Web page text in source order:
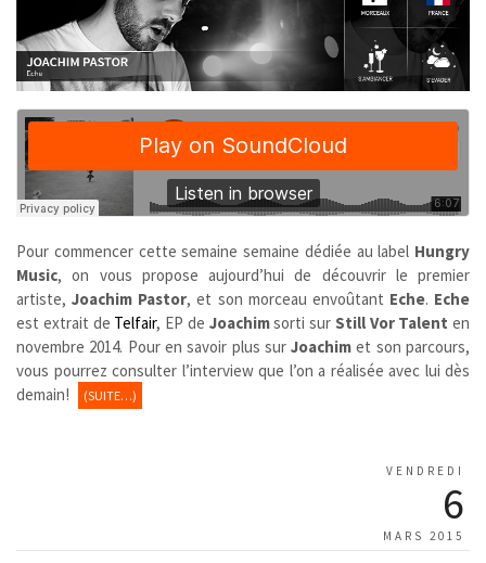
Pour commencer cette semaine semaine dédiée au label Hungry
Music, on vous propose aujourd’hui de découvrir le premier
artiste,Joachim Pastor, et son morceau envoûtant Eche. Eche
est extrait de Telfair, EP de Joachimsorti sur Still Vor Talent en
novembre 2014. Pour en savoir plus surJoachim et son parcours,
vous pourrez consulter l’interview que l’on a réalisée avec lui dès
demain!
(SUITE…)
VENDREDI
6
MARS 2015